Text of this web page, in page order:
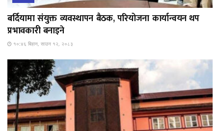
बर्दियामा संयुक्त व्यवस्थापन बैठक, परियोजना कार्यान्वयन थप
प्रभावकारी बनाइने
१०:४६ बिहान, साउन १२, २०८३